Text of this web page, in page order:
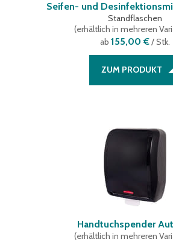
Seifen- und
Standflaschen
(erhältlich in mehreren
ab 155,00 €/ Stk.
ZUM PRODUKT
Handtuchspender
(erhältlich in mehreren